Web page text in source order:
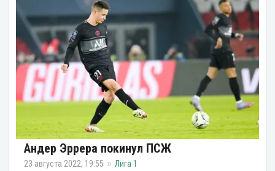
Андер Эррера покинул ПСЖ
23 августа 2022, 19:55 Лига 1